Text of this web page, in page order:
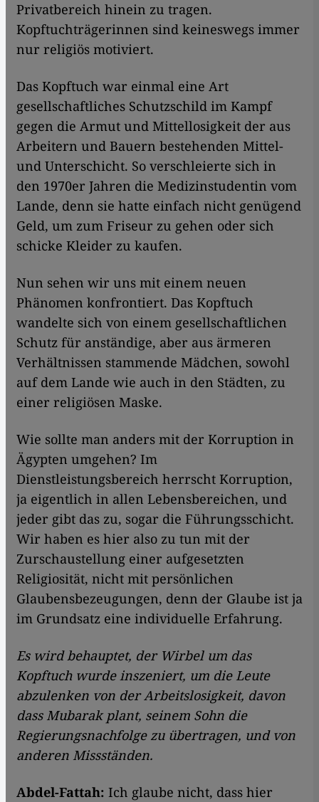
Privatbereich hinein zu tragen.
Kopftuchträgerinnen sind keineswegs immer
nur religiös motiviert.
Das Kopftuch war einmal eine Art
gesellschaftliches Schutzschild im Kampf
gegen die Armut und Mittellosigkeit der aus
Arbeitern und Bauern bestehenden Mittel-
und Unterschicht. So verschleierte sich in
den 1970er Jahren die Medizinstudentin vom
Lande, denn sie hatte einfach nicht genügend
Geld, um zum Friseur zu gehen oder sich
schicke Kleider zu kaufen.
Nun sehen wir uns mit einem neuen
Phänomen konfrontiert. Das Kopftuch
wandelte sich von einem gesellschaftlichen
Schutz für anständige, aber aus ärmeren
Verhältnissen stammende Mädchen, sowohl
auf dem Lande wie auch in den Städten, zu
einer religiösen Maske.
Wie sollte man anders mit der Korruption in
Ägypten umgehen? Im
Dienstleistungsbereich herrscht Korruption,
ja eigentlich in allen Lebensbereichen, und
jeder gibt das zu, sogar die Führungsschicht.
Wir haben es hier also zu tun mit der
Zurschaustellung einer aufgesetzten
Religiosität, nicht mit persönlichen
Glaubensbezeugungen, denn der Glaube ist ja
im Grundsatz eine individuelle Erfahrung.
Es wird behauptet, der Wirbel um das
Kopftuch wurde inszeniert, um die Leute
abzulenken von der Arbeitslosigkeit, davon
dass Mubarak plant, seinem Sohn die
Regierungsnachfolge zu übertragen, und von
anderen Missständen.
Abdel-Fattah: Ich glaube nicht, dass hier